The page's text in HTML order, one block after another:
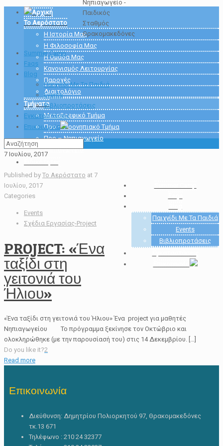
Αρχική
Το Αερόστατο
Η Ιστορία Μας
Η Φιλοσοφία Μας
Η Ομάδα Μας
Κανονισμός Λειτουργίας
Παροχές
Διαιτολόγιο
Τμήματα
Μεταβρεφικό Τμήμα
Προ – Προνηπιακό Τμήμα
Προ – Νηπιαγωγείο
Νηπιαγωγείο
Παιχνίδι Με Τα Παιδιά
Events
Βιβλιοπροτάσεις
Summer Camp
Faqs
Blog
Παιχνίδι Με Τα Παιδιά
Events
Βιβλιοπροτάσεις
Εγκαταστάσεις
Επικοινωνία
7 Ιουλίου, 2017
Published by Το Αερόστατο at 7
Ιουλίου, 2017
Categories
Events
Σχέδια Εργασίας-Project
PROJECT: «Ένα
ταξίδι στη
γειτονιά του
Ήλιου»
«Ένα ταξίδι στη γειτονιά του Ήλιου» Ένα project για μαθητές
Νηπιαγωγείου Το πρόγραμμα ξεκίνησε τον Οκτώβριο και
ολοκληρώθηκε (με την παρουσίασή του) στις 14 Δεκεμβρίου. […]
Do you like it?2
Read more
Επικοινωνία
Διεύθυνση: Δημητρίου Πολιορκητού 97, Θρακομακεδόνες
τκ.13 671
Τηλέφωνο : 210 24 32377